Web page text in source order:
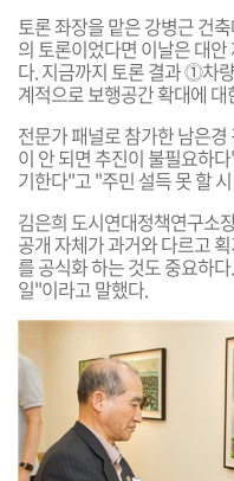
토론 좌장을 맡은 강병근 건
의 토론이었다면 이날은 대
다. 지금까지 토론 결과 ⓵차
계적으로 보행공간 확대에
전문가 패널로 참가한 남은
이 안 되면 추진이 불필요하
기한다"고 "주민 설득 못 할
김은희 도시연대정책연구소
공개 자체가 과거와 다르고
를 공식화 하는 것도 중요하
일"이라고 말했다.